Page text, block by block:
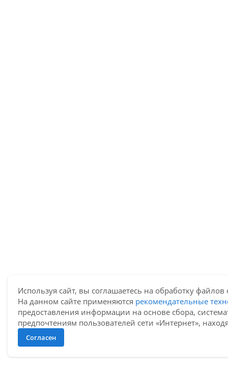
Используя сайт, вы соглашаетесь на обработку
На данном сайте применяются рекомендательные
предоставления информации на основе сбора,
предпочтениям пользователей сети «Интернет»,
Согласен